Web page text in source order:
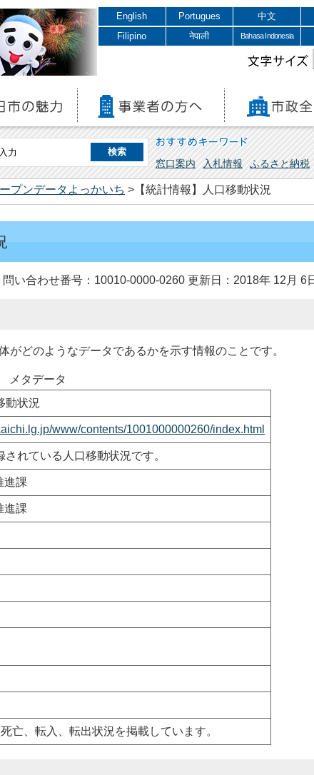
English Portugues 中文
Filipino
नेपाली Bahasa Indonesia
文字サイズ
おすすめキーワード
窓口案内 入札情報 ふるさと納税
プンデータよっかいち >【統計情報】人口移動状況
問い合わせ番号：10010-0000-0260 更新日：2018年 12月 6
どのようなデータであるかを示す情報のことです。
メタデータ
動状況
www/contents/1001000000260/index.html
れている人口移動状況です。
進課
進課
亡、転入、転出状況を掲載しています。